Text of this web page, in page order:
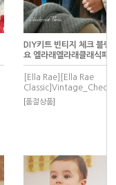
DIY키트 빈티지 체크 블랭
요 엘라래엘라래클래식패키
[Ella Rae][Ella Rae
[품절상품]